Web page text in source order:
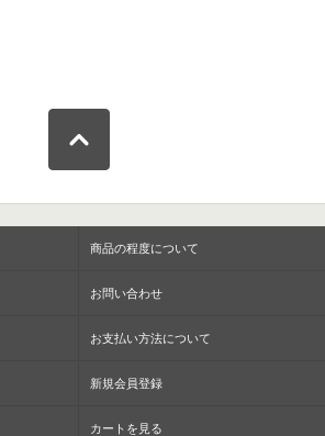
商品の程度について
お問い合わせ
お支払い方法について
新規会員登録
カートを見る